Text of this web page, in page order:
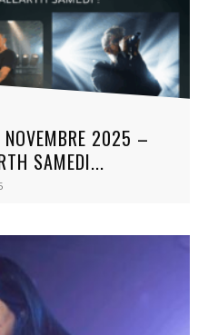
2025 –
SAMEDI...